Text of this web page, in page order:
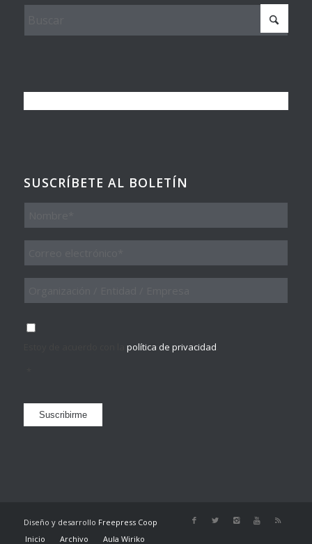
SUSCRÍBETE AL BOLETÍN
Nombre
Entidad
Empresa
Consentimiento
política de privacidad
Suscribirme
Diseño y desarrollo Freepress Coop
Inicio
Archivo Aula Wiriko